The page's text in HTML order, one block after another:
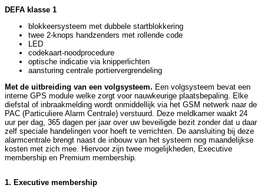
DEFA klasse 1
blokkeersysteem met dubbele startblokkering
twee 2-knops handzenders met rollende code
LED
codekaart-noodprocedure
optische indicatie via knipperlichten
aansturing centrale portiervergrendeling
Met de uitbreiding van een volgsysteem. Een volgsysteem bevat een
interne GPS module welke zorgt voor nauwkeurige plaatsbepaling. Elke
diefstal of inbraakmelding wordt onmiddellijk via het GSM netwerk naar de
PAC (Particuliere Alarm Centrale) verstuurd. Deze meldkamer waakt 24
uur per dag, 365 dagen per jaar over uw beveiligde bezit zonder dat u daar
zelf speciale handelingen voor hoeft te verrichten. De aansluiting bij deze
alarmcentrale brengt naast de inbouw van het systeem nog maandelijkse
kosten met zich mee. Hiervoor zijn twee mogelijkheden, Executive
membership en Premium membership.
1. Executive membership